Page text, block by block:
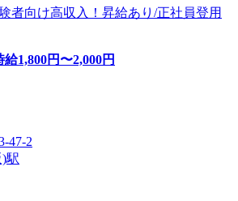
者向け高収入！昇給あり/正社員登用
給1,800円〜2,000円
47-2
駅